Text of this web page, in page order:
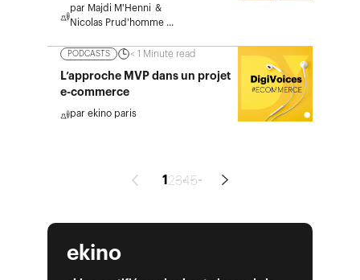
ekino
par Majdi M'Henni
Nicolas Prud'homme...
PODCASTS < 1 Minute read
L’approche MVP dans un projet
e-commerce
par ekino paris
Prev 12345 Next